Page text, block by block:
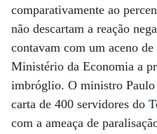
comparativamente ao
não descartam a reação
contavam com um aceno
Ministério da Economia a
imbróglio. O ministro Paulo
carta de 400 servidores do
com a ameaça de